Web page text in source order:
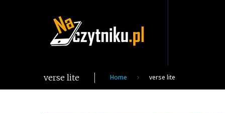
verse lite Home verse lite